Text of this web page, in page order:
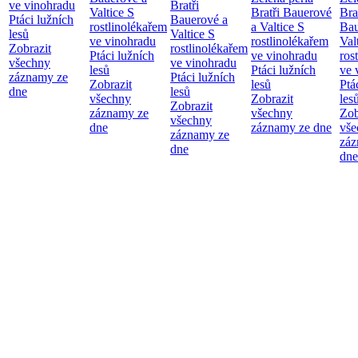
ve vinohradu
Ptáci lužních
lesů
Zobrazit
všechny
záznamy ze
dne
Valtice S
rostlinolékařem
ve vinohradu
Ptáci lužních
lesů
Zobrazit
všechny
záznamy ze
dne
Bratři
Bauerové a
Valtice S
rostlinolékařem
ve vinohradu
Ptáci lužních
lesů
Zobrazit
všechny
záznamy ze
dne
Bratři Bauerové
a Valtice S
rostlinolékařem
ve vinohradu
Ptáci lužních
lesů
Zobrazit
všechny
záznamy ze dne
ve
dne